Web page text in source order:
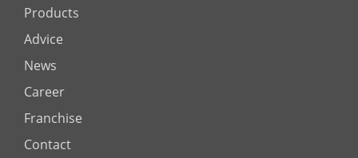
Products
Advice
News
Career
Franchise
Contact